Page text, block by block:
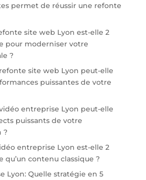
permet de réussir une refonte
site web Lyon est-elle 2
pour moderniser votre
?
site web Lyon peut-elle
puissantes de votre
entreprise Lyon peut-elle
puissants de votre
?
entreprise Lyon est-elle 2
qu’un contenu classique ?
Lyon: Quelle stratégie en 5